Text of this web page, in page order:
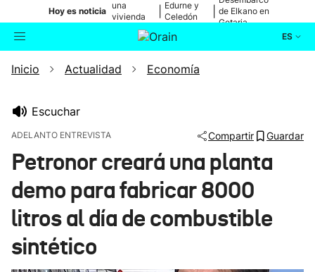
Hoy es noticia
una
vivienda
de Bilbao
Edurne y
Celedón
de Elkano en
Getaria
ES
Buscador Actualidad
Ikusmiran
Eguraldia
Inicio Actualidad Economía
Escuchar
ADELANTO ENTREVISTA Compartir Guardar
Petronor creará una planta
demo para fabricar 8000
litros al día de combustible
sintético